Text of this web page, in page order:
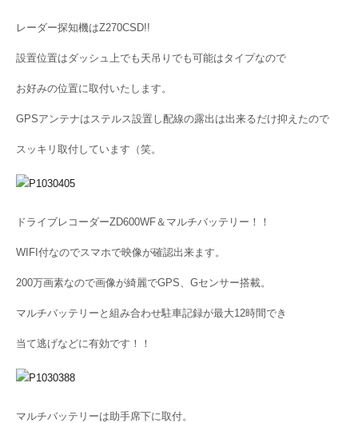
レーダー探知機はZ270CSD!!
設置位置はダッシュ上でも天吊りでも可能はタイプなので
お好みの位置に取付いたします。
GPSアンテナはステルス設置し配線の露出は出来るだけ抑えたので
スッキリ取付しています（笑。
ドライブレコーダーZD600WF＆マルチバッテリー！！
WIFI付なのでスマホで映像が確認出来ます。
200万画素なので画像が綺麗でGPS、Gセンサー搭載。
マルチバッテリーと組み合わせ駐車記録が最大12時間でき
当て逃げなどに有効です！！
マルチバッテリーは助手席下に取付。